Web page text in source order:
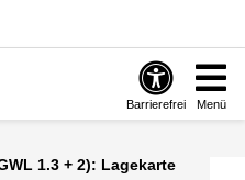
Barrierefrei Menü
1.3 + 2): Lagekarte